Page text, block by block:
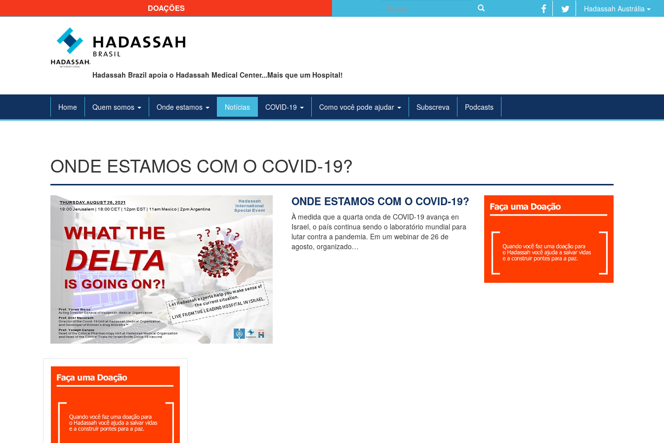
DOAÇÕES
Search
for:
Hadassah Austrália
Hadassah Brazil apoia o Hadassah Medical Center...Mais que um Hospital!
Home Quem somos Onde estamos Notícias COVID-19 Como você pode ajudar Subscreva Podcasts
ONDE ESTAMOS COM O COVID-19?
ONDE ESTAMOS COM O COVID-19?
À medida que a quarta onda de COVID-19 avança en
Israel, o país continua sendo o laboratório mundial para
lutar contra a pandemia. Em um webinar de 26 de
agosto, organizado…